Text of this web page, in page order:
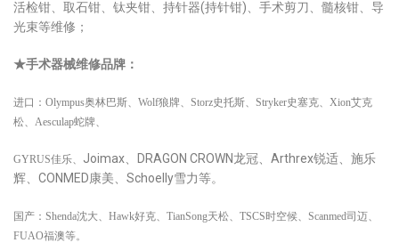
活检钳、取石钳、钛夹钳、持针器(持针钳)、手术剪刀、髓核钳、导
光束等维修；
★手术器械维修品牌：
进口：Olympus奥林巴斯、Wolf狼牌、Storz史托斯、Stryker史塞克、Xion艾克
松、Aesculap蛇牌、
GYRUS佳乐、 Joimax、DRAGON CROWN龙冠、Arthrex锐适、施乐
辉、CONMED康美、Schoelly雪力等。
国产：Shenda沈大、Hawk好克、TianSong天松、TSCS时空候、Scanmed司迈、
FUAO福澳等。